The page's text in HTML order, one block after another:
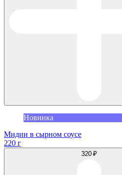
Новинка
Мидии в сырном соусе
220 г
320 ₽